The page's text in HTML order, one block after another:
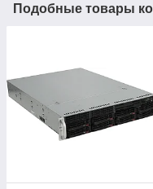
Подобные товары